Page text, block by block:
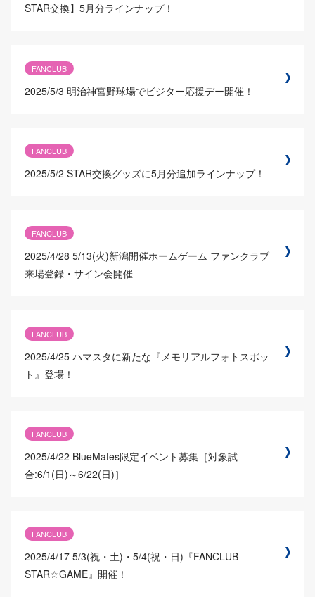
STAR交換】5月分ラインナップ！
FANCLUB
2025/5/3 明治神宮野球場でビジター応援デー開催！
FANCLUB
2025/5/2 STAR交換グッズに5月分追加ラインナップ！
FANCLUB
2025/4/28 5/13(火)新潟開催ホームゲーム ファンクラブ
来場登録・サイン会開催
FANCLUB
2025/4/25 ハマスタに新たな『メモリアルフォトスポッ
ト』登場！
FANCLUB
2025/4/22 BlueMates限定イベント募集［対象試
合:6/1(日)～6/22(日)］
FANCLUB
2025/4/17 5/3(祝・土)・5/4(祝・日)『FANCLUB
STAR☆GAME』開催！